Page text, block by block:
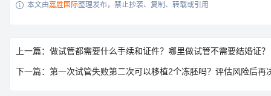
 本文由嘉胜国际整理发布，禁止抄袭、复制、转载或引用
上一篇：做试管都需要什么手续和证件？哪里做试管不需要结婚证？
下一篇：第一次试管失败第二次可以移植2个冻胚吗？评估风险后再